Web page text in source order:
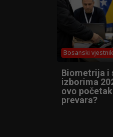
Bosanski vjestnik
Biometrija i
izborima
ovo
prevara?